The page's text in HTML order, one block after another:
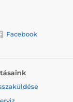
Facebook